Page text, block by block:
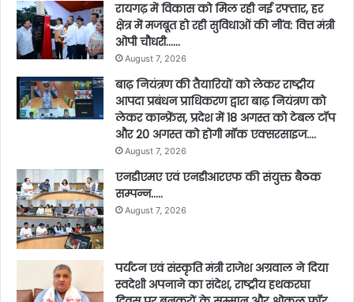
रायगढ़ में विकास को मिल रही नई रफ्तार, हर
क्षेत्र में मजबूत हो रही सुविधाओं की नींव: वित्त मंत्री
ओपी चौधरी……
August 7, 2026
बाढ़ नियंत्रण की तैयारियों को लेकर राष्ट्रीय
आपदा प्रबंधन प्राधिकरण द्वारा बाढ़ नियंत्रण को
लेकर कान्फ्रेंस, प्रदेश में 18 अगस्त को टेबल टॉप
और 20 अगस्त को होगी मॉक एक्सरसाइज….
August 7, 2026
एनडीएमए एवं एनडीआरएफ की संयुक्त बैठक
सम्पन्न…..
August 7, 2026
पर्यटन एवं संस्कृति मंत्री राजेश अग्रवाल ने दिया
स्वदेशी अपनाने का संदेश, राष्ट्रीय हथकरघा